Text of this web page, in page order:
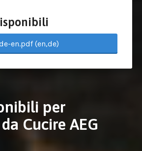
en.pdf (en,de)
per
Cucire AEG